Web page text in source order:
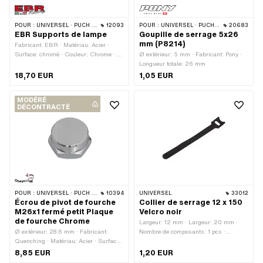
POUR : UNIVERSEL · PUCH · SACHS · PONY / CILO (BÊTA 521 & 512) · PIAGGIO · ZÜNDAPP BELMONDO · TOMOS 12093
EBR Supports de lampe
Fabricant: EBR · Matériau: Acier ·
Surface: chromé · Couleur: Chrome · Ø
mm
18,70 EUR
POUR : UNIVERSEL · PUCH · SACHS · PONY / CILO (BÊTA 521 & 512) 20683
Goupille de serrage 5x26
mm (P8214)
Ø extérieur: 5 mm · Fabricant: Pony ·
Longueur totale: 26 mm
1,05 EUR
MODÉRÉ
DÉCONTRACTÉ
POUR : UNIVERSEL · PUCH · SACHS · TOMOS 10394
Écrou de pivot de fourche
M26x1 fermé petit Plaque
de fourche Chrome
Ø extérieur: 28.6 mm · Fabricant:
Quenching · Matériau: Acier · Surface:
chromé · Type d'écrou: Écrou borgne ·
Entraînement: Six pans extérieurs ·
8,85 EUR
UNIVERSEL 33012
Collier de serrage 12 x 150
Velcro noir
Largeur: 12 mm · Largeur: 20 mm ·
Nombre de composants: 1 pcs ·
Couleur: noir · Longueur totale: 150
mm · Hauteur: 0.9 mm · Champ
1,20 EUR